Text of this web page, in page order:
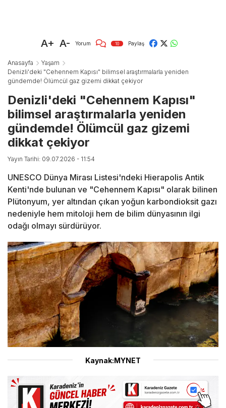
A+ A- Yorum 10 Paylaş
Anasayfa
Yaşam
Denizli'deki "Cehennem Kapısı" bilimsel araştırmalarla yeniden
gündemde! Ölümcül gaz gizemi dikkat çekiyor
Denizli'deki "Cehennem Kapısı"
bilimsel araştırmalarla yeniden
gündemde! Ölümcül gaz gizemi
dikkat çekiyor
Yayın Tarihi: 09.07.2026 - 11:54
UNESCO Dünya Mirası Listesi'ndeki Hierapolis Antik
Kenti'nde bulunan ve "Cehennem Kapısı" olarak bilinen
Plütonyum, yer altından çıkan yoğun karbondioksit gazı
nedeniyle hem mitoloji hem de bilim dünyasının ilgi
odağı olmayı sürdürüyor.
Kaynak:MYNET